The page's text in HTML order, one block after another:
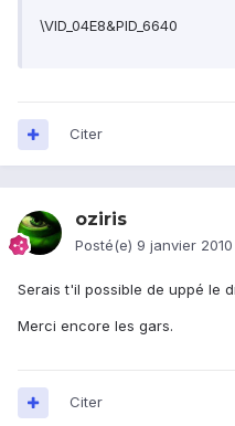
\VID_04E8&PID_6640
Citer
oziris
Posté(e) 9 janvier 2010
Serais t'il possible de uppé le
Merci encore les gars.
Citer